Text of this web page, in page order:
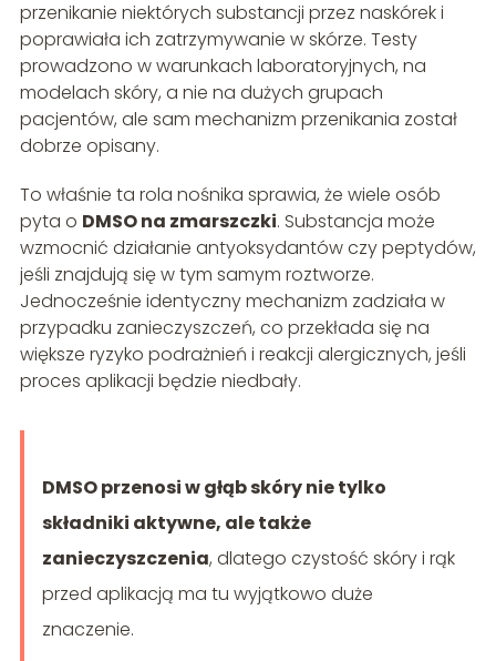
przenikanie niektórych substancji przez naskórek i
poprawiała ich zatrzymywanie w skórze. Testy
prowadzono w warunkach laboratoryjnych, na
modelach skóry, a nie na dużych grupach
pacjentów, ale sam mechanizm przenikania został
dobrze opisany.
To właśnie ta rola nośnika sprawia, że wiele osób
pyta o DMSO na zmarszczki. Substancja może
wzmocnić działanie antyoksydantów czy peptydów,
jeśli znajdują się w tym samym roztworze.
Jednocześnie identyczny mechanizm zadziała w
przypadku zanieczyszczeń, co przekłada się na
większe ryzyko podrażnień i reakcji alergicznych, jeśli
proces aplikacji będzie niedbały.
DMSO przenosi w głąb skóry nie tylko
składniki aktywne, ale także
zanieczyszczenia, dlatego czystość skóry i rąk
przed aplikacją ma tu wyjątkowo duże
znaczenie.